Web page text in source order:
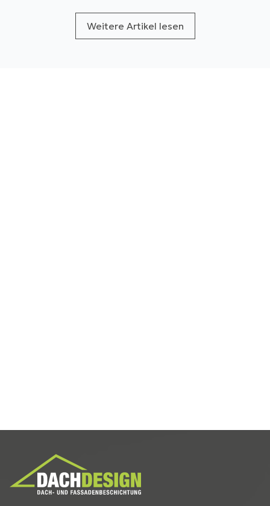
Weitere Artikel lesen